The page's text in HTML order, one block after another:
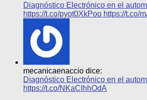
Diagnóstico Electrónico en el
https://t.co/pyot0XkPoo https://t.co/
mecanicaenaccio dice:
Diagnóstico Electrónico en el
https://t.co/NKaCIhhOdA